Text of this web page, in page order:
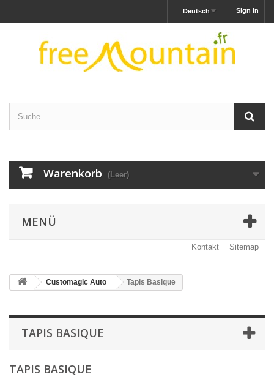
Sign in
Deutsch
Warenkorb (Leer)
MENÜ
Kontakt Sitemap
Customagic Auto Tapis Basique
TAPIS BASIQUE
TAPIS BASIQUE